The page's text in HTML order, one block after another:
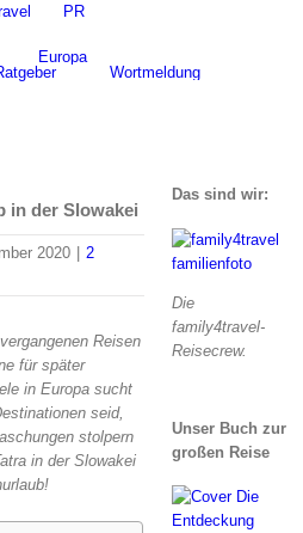
PR
Europa
Wortmeldung
in der Slowakei
2020
2
Reisen
für später
in Europa sucht
seid,
stolpern
in der Slowakei
Das sind wir:
Die
family4travel-
Reisecrew.
Unser Buch zur
großen Reise